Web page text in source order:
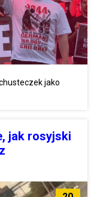
jako
jak rosyjski